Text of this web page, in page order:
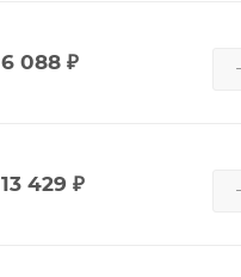
6 088 ₽
13 429 ₽